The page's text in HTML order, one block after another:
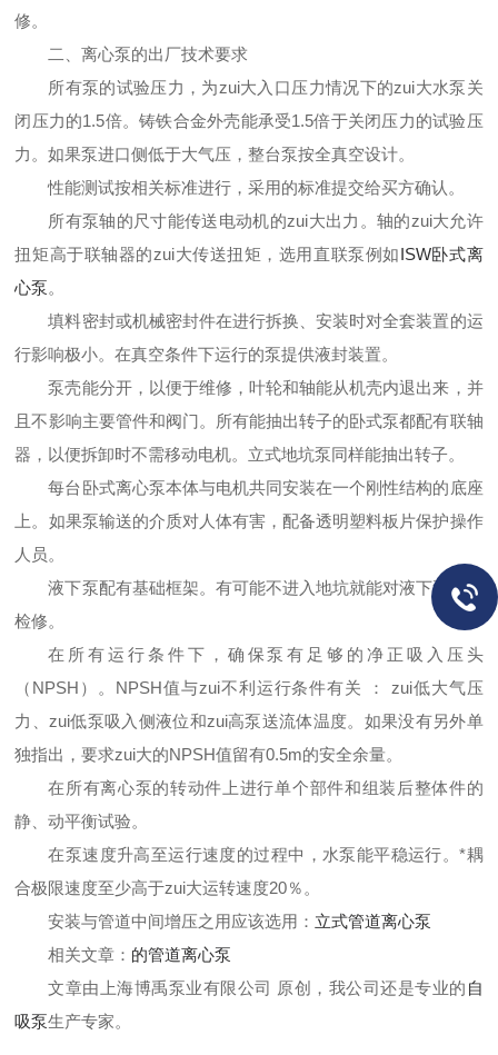
修。
二、离心泵的出厂技术要求
所有泵的试验压力，为zui大入口压力情况下的zui大水泵关
闭压力的1.5倍。铸铁合金外壳能承受1.5倍于关闭压力的试验压
力。如果泵进口侧低于大气压，整台泵按全真空设计。
性能测试按相关标准进行，采用的标准提交给买方确认。
所有泵轴的尺寸能传送电动机的zui大出力。轴的zui大允许
扭矩高于联轴器的zui大传送扭矩，选用直联泵例如ISW卧式离
心泵。
填料密封或机械密封件在进行拆换、安装时对全套装置的运
行影响极小。在真空条件下运行的泵提供液封装置。
泵壳能分开，以便于维修，叶轮和轴能从机壳内退出来，并
且不影响主要管件和阀门。所有能抽出转子的卧式泵都配有联轴
器，以便拆卸时不需移动电机。立式地坑泵同样能抽出转子。
每台卧式离心泵本体与电机共同安装在一个刚性结构的底座
上。如果泵输送的介质对人体有害，配备透明塑料板片保护操作
人员。
液下泵配有基础框架。有可能不进入地坑就能对液下泵进行
检修。
在所有运行条件下，确保泵有足够的净正吸入压头
（ NPSH ）。 NPSH值与zui不利运行条件有关 ：
zui低大气压
力、zui低泵吸入侧液位和zui高泵送流体温度。如果没有另外单
独指出，要求zui大的NPSH值留有0.5m的安全余量。
在所有离心泵的转动件上进行单个部件和组装后整体件的
静、动平衡试验。
在泵速度升高至运行速度的过程中，水泵能平稳运行。*耦
合极限速度至少高于zui大运转速度20％。
安装与管道中间增压之用应该选用： 立式管道离心泵
相关文章： 的管道离心泵
文章由上海博禹泵业有限公司 原创，我公司还是专业的 自
吸泵生产专家。